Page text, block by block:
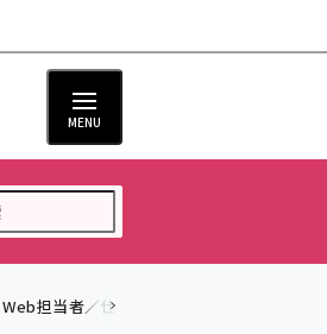
MENU
Web担当者／仕事